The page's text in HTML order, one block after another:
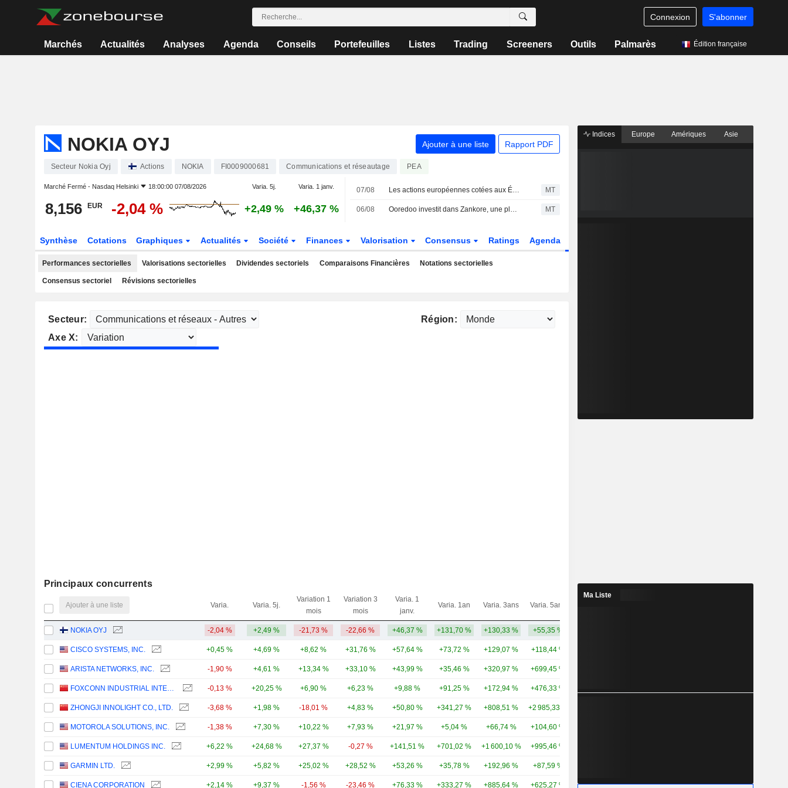
Connexion S'abonner
Marchés Actualités Analyses Agenda Conseils Portefeuilles Listes Trading Screeners Outils Palmarès Édition française
NOKIA OYJ Ajouter à une liste Rapport PDF
Secteur Nokia Oyj Actions NOKIA FI0009000681 Communications et réseautage PEA
Marché Fermé - Nasdaq Helsinki 18:00:00 07/08/2026 Varia. 5j. Varia. 1 janv.
8,156 EUR -2,04 % +2,49 % +46,37 %
07/08 Les actions européennes cotées aux États-Unis sous forme d'ADR progressent lors de la séance de vendredi MT
06/08 Ooredoo investit dans Zankore, une plateforme indonésienne de calcul IA et de neocloud MT
Synthèse Cotations Graphiques Actualités Société Finances Valorisation Consensus Ratings Agenda
Performances sectorielles Valorisations sectorielles Dividendes sectoriels Comparaisons Financières Notations sectorielles
Consensus sectoriel Révisions sectorielles
Secteur:
Région:
Axe X:
Principaux concurrents
Ajouter à une liste Varia. Varia. 5j.
Variation 1
mois
Variation 3
mois
Varia. 1
janv.
Varia. 1an Varia. 3ans Varia. 5ans
Varia.
NOKIA OYJ -2,04 % +2,49 % -21,73 % -22,66 % +46,37 % +131,70 % +130,33 % +55,35 %
CISCO SYSTEMS, INC. +0,45 % +4,69 % +8,62 % +31,76 % +57,64 % +73,72 % +129,07 % +118,44 %
ARISTA NETWORKS, INC. -1,90 % +4,61 % +13,34 % +33,10 % +43,99 % +35,46 % +320,97 % +699,45 %
FOXCONN INDUSTRIAL INTERNET CO., LTD. -0,13 % +20,25 % +6,90 % +6,23 % +9,88 % +91,25 % +172,94 % +476,33 %
ZHONGJI INNOLIGHT CO., LTD. -3,68 % +1,98 % -18,01 % +4,83 % +50,80 % +341,27 % +808,51 % +2 985,33 %
MOTOROLA SOLUTIONS, INC. -1,38 % +7,30 % +10,22 % +7,93 % +21,97 % +5,04 % +66,74 % +104,60 %
LUMENTUM HOLDINGS INC. +6,22 % +24,68 % +27,37 % -0,27 % +141,51 % +701,02 % +1 600,10 % +995,46 %
GARMIN LTD. +2,99 % +5,82 % +25,02 % +28,52 % +53,26 % +35,78 % +192,96 % +87,59 %
CIENA CORPORATION +2,14 % +9,37 % -1,56 % -23,46 % +76,33 % +333,27 % +885,64 % +625,27 % +1 939,52 % 58,38 Md
Indices Europe Amériques Asie
Ma Liste